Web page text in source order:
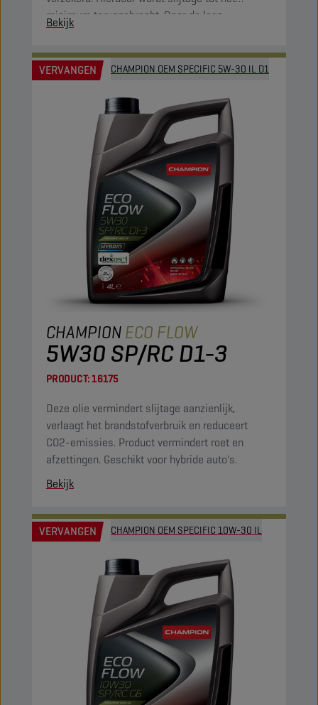
minimum teruggebracht. Door de lage
viscositeit is het product brandstofbesparend.
Bekijk
VERVANGEN CHAMPION OEM SPECIFIC 5W-30 IL D1
CHAMPIONECO FLOW
5W30 SP/RC D1-3
PRODUCT:16175
Deze olie vermindert slijtage aanzienlijk,
verlaagt het brandstofverbruik en reduceert
CO2-emissies. Product vermindert roet en
afzettingen. Geschikt voor hybride auto's.
Bekijk
VERVANGEN CHAMPION OEM SPECIFIC 10W-30 IL